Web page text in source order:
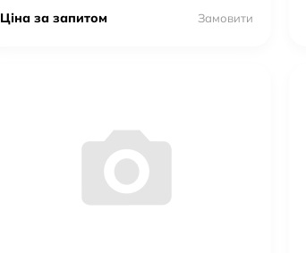
Ціна за запитом Замовити